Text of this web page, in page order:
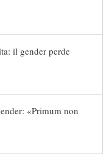
il gender perde
«Primum non